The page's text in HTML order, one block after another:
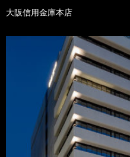
大阪信用金庫本店